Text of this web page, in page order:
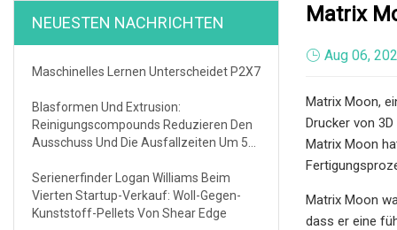
NEUESTEN NACHRICHTEN
Maschinelles Lernen Unterscheidet P2X7
Blasformen Und Extrusion:
Reinigungscompounds Reduzieren Den
Ausschuss Und Die Ausfallzeiten Um 50
Serienerfinder Logan Williams Beim
Vierten Startup-Verkauf: Woll-Gegen-
Kunststoff-Pellets Von Shear Edge
Matrix
Aug 06,
Matrix Moon,
Drucker von
Matrix Moon
Matrix Moon
dass er eine